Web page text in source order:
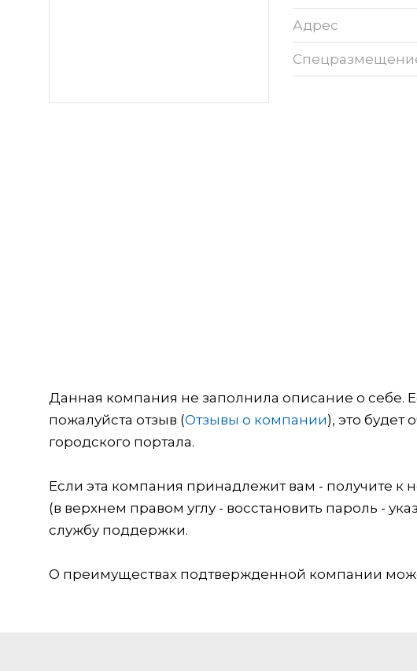
Адрес
Данная компания не заполнила описание о себе.
пожалуйста отзыв (Отзывы о компании), это будет
городского портала.
Если эта компания принадлежит вам - получите к
(в верхнем правом углу - восстановить пароль -
службу поддержки.
О преимуществах подтвержденной компании